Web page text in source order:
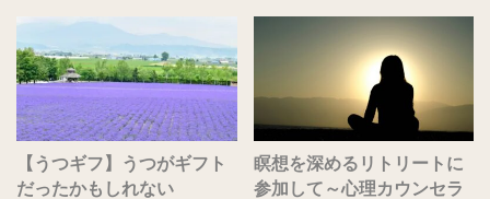
【うつギフ】うつがギフト
だったかもしれない
瞑想を深めるリトリートに
参加して～心理カウンセラ